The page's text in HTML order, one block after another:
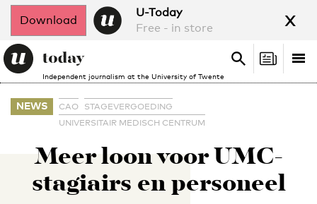
Download
U-Today
Free - in store
x
Independent journalism at the University of Twente
Search
Search
NEWS CAO
STAGEVERGOEDING
UNIVERSITAIR MEDISCH CENTRUM
Meer loon voor UMC-
stagiairs en personeel